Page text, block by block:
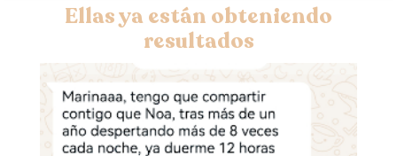
Ellas ya están obteniendo
resultados